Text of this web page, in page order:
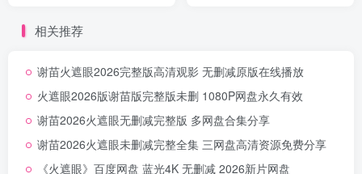
相关推荐
谢苗火遮眼2026完整版高清观影 无删减原版在线播放
火遮眼2026版谢苗版完整版未删 1080P网盘永久有效
谢苗2026火遮眼无删减完整版 多网盘合集分享
谢苗2026火遮眼未删减完整全集 三网盘高清资源免费分享
《火遮眼》百度网盘 蓝光4K 无删减 2026新片网盘